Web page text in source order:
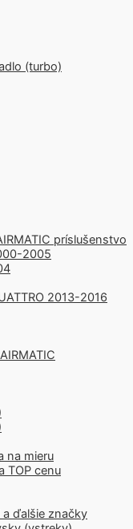
(turbo)
príslušenstvo
2005
2013-2016
na mieru
TOP cenu
a ďalšie značky